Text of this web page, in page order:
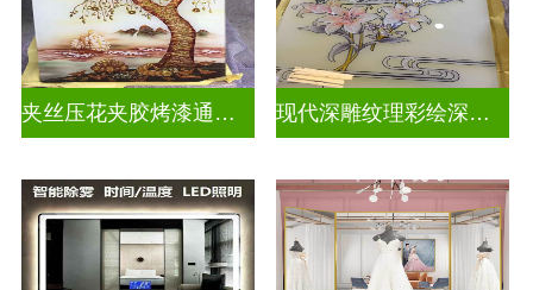
夹丝压花夹胶烤漆通电深雕浮雕玻璃 现代深雕纹理彩绘深雕浮雕玻璃